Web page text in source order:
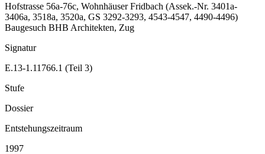
Hofstrasse 56a-76c, Wohnhäuser Fridbach (Assek.-Nr. 3401a-
3406a, 3518a, 3520a, GS 3292-3293, 4543-4547, 4490-4496)
Baugesuch BHB Architekten, Zug
Signatur
E.13-1.11766.1 (Teil 3)
Stufe
Dossier
Entstehungszeitraum
1997